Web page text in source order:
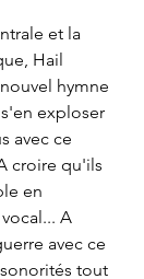
et la
Hail
exploser
avec ce
croire qu'ils
en
A
avec ce